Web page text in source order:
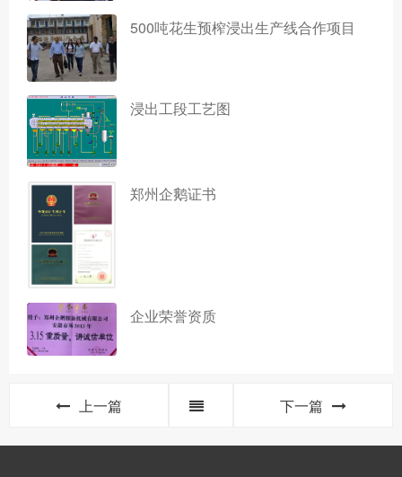
500吨花生预榨浸出生产线合作项目
浸出工段工艺图
郑州企鹅证书
企业荣誉资质
上一篇 下一篇